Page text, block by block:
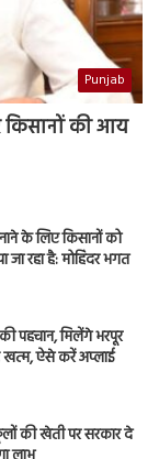
Punjab
किसानों की आय
के लिए किसानों को
रहा है: मोहिंदर भगत
पहचान, मिलेंगे भरपूर
खत्म, ऐसे करें अप्लाई
की खेती पर सरकार दे